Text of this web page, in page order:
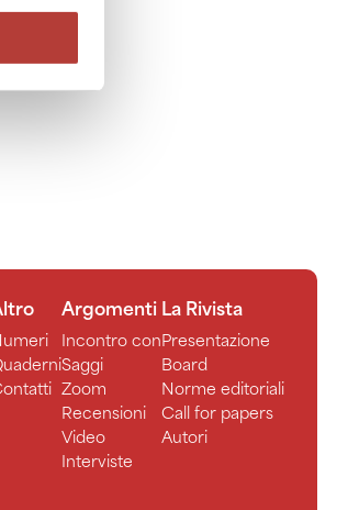
Argomenti
Incontro con
Saggi
Zoom
Recensioni
Video
Interviste
La Rivista
Presentazione
Board
Norme editoriali
Call for papers
Autori